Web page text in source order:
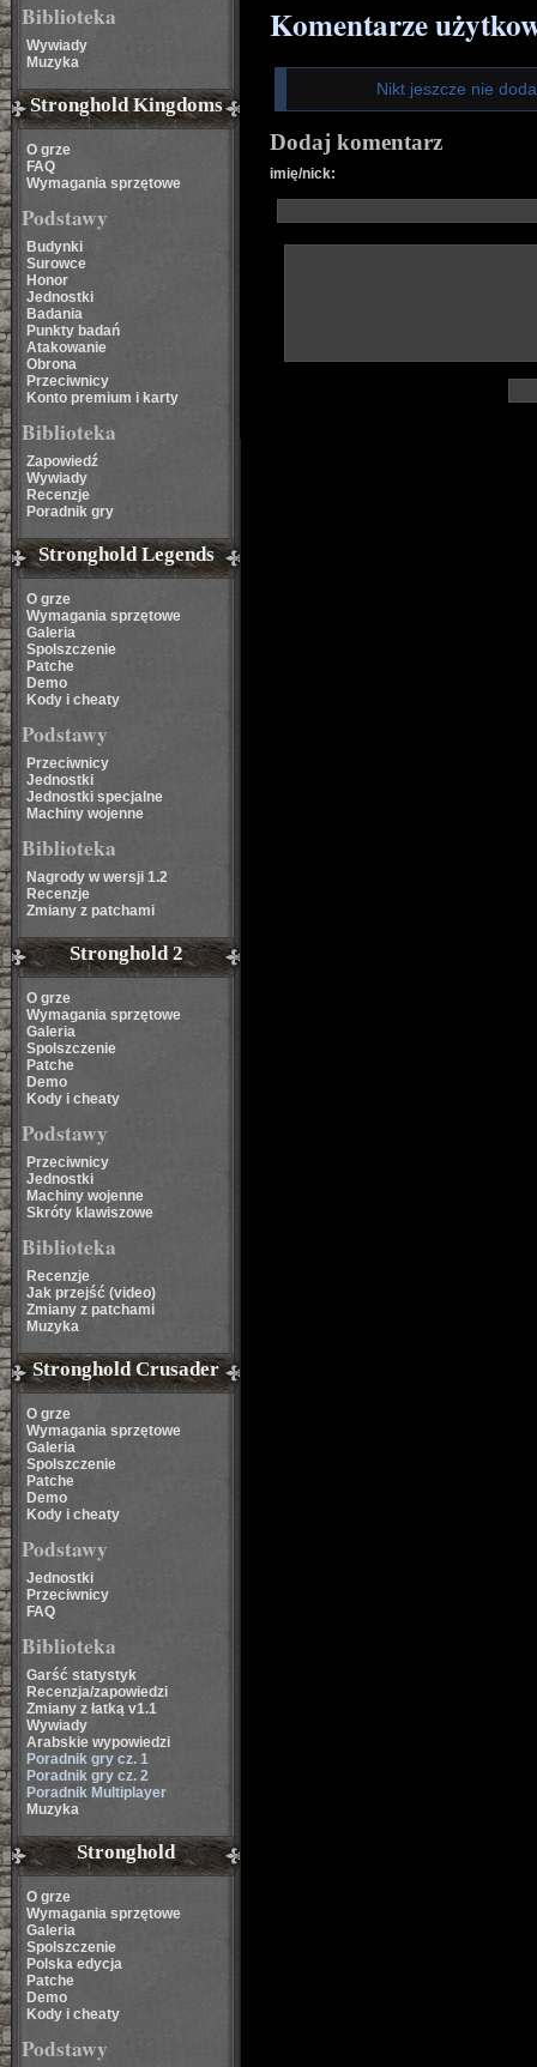
Biblioteka
Wywiady
Muzyka
Stronghold Kingdoms
O grze
FAQ
Wymagania sprzętowe
Podstawy
Budynki
Surowce
Honor
Jednostki
Badania
Punkty badań
Atakowanie
Obrona
Przeciwnicy
Konto premium i karty
Biblioteka
Zapowiedź
Wywiady
Recenzje
Poradnik gry
Stronghold Legends
O grze
Wymagania sprzętowe
Galeria
Spolszczenie
Patche
Demo
Kody i cheaty
Podstawy
Przeciwnicy
Jednostki
Jednostki specjalne
Machiny wojenne
Biblioteka
Nagrody w wersji 1.2
Recenzje
Zmiany z patchami
Stronghold 2
O grze
Wymagania sprzętowe
Galeria
Spolszczenie
Patche
Demo
Kody i cheaty
Podstawy
Przeciwnicy
Jednostki
Machiny wojenne
Skróty klawiszowe
Biblioteka
Recenzje
Jak przejść (video)
Zmiany z patchami
Muzyka
Stronghold Crusader
O grze
Wymagania sprzętowe
Galeria
Spolszczenie
Patche
Demo
Kody i cheaty
Podstawy
Jednostki
Przeciwnicy
FAQ
Biblioteka
Garść statystyk
Recenzja/zapowiedzi
Zmiany z łatką v1.1
Wywiady
Arabskie wypowiedzi
Poradnik gry cz. 1
Poradnik gry cz. 2
Poradnik Multiplayer
Muzyka
Stronghold
O grze
Wymagania sprzętowe
Galeria
Spolszczenie
Polska edycja
Patche
Demo
Kody i cheaty
Podstawy
Komentarze
Nikt jeszcze nie
Dodaj komentarz
imię/nick: